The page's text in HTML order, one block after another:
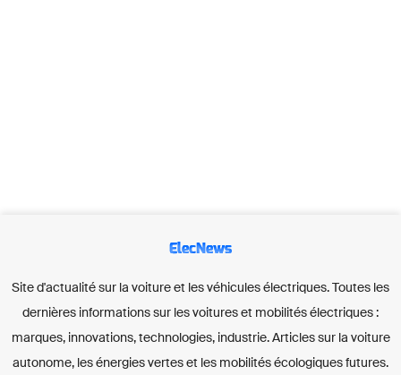
ElecNews
Site d'actualité sur la voiture et les véhicules électriques. Toutes les
dernières informations sur les voitures et mobilités électriques :
marques, innovations, technologies, industrie. Articles sur la voiture
autonome, les énergies vertes et les mobilités écologiques futures.